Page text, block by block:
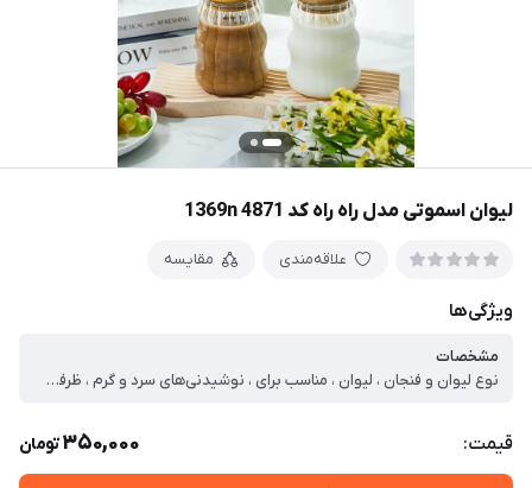
لیوان اسموتی مدل راه راه کد 1369n 4871
علاقه‌مندی مقایسه
ویژگی‌ها
مشخصات
نوع لیوان و فنجان ، لیوان ، مناسب برای ، نوشیدنی‌های سرد و گرم ، ظرفیت ، ۵۰۰ سی سی ، نحوه شستشو ، شست‌وشو با ماشین ظرفشویی ، ابعاد ، ۷x۷x۱۳ سانتی‌متر ، وزن ، ۴۵۰ گرم ، جنس ، پیرکس ، تعداد تکه ، ۱ ، سایر توضیحات ، شیشه‌های شیشه‌ای ABHYAM با طراحی خطی ۵۵۰ میلی‌لیتری و درب‌های مخصوص آبمیوه، شیر، آبجو، نوشابه با لیوان مسافرتی قابل استفاده مجدد، ماگ مخصوص چای سبز و قهوه با درب دربسته - لیوان مخصوص چای سبز و قهوه با نی
قیمت: 350,000تومان